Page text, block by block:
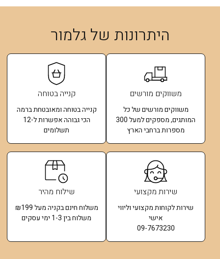
היתרונות של גלמור
משווקים מורשים
משווקים מורשים של כל
המותגים, מספקים למעל 300
מספרות ברחבי הארץ
קנייה בטוחה
קנייה בטוחה ומאובטחת ברמה
הכי גבוהה אפשרות ל-12
תשלומים​
שירות מקצועי
שירות לקוחות מקצועי וליווי
אישי
09-7673230
שילוח מהיר
משלוח חינם בקניה מעל ₪199
משלוח בין 1-3 ימי עסקים